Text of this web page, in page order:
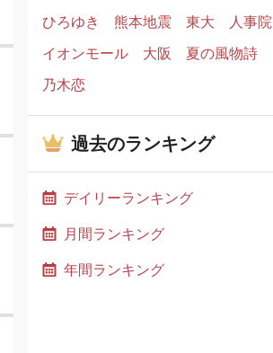
ひろゆき
熊本地震 東大
人事院
イオンモール
大阪
夏の風物詩
乃木恋
過去のランキング
デイリーランキング
月間ランキング
年間ランキング